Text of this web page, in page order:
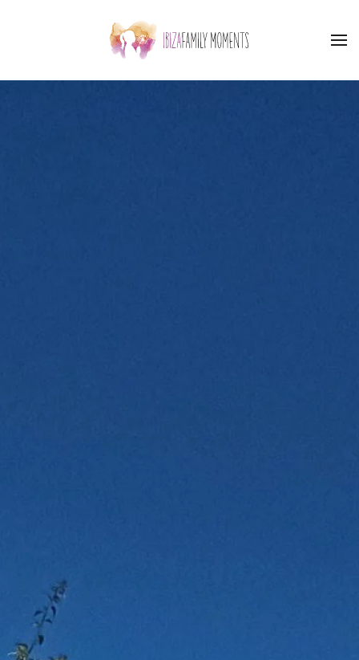
Zum Hauptinhalt springen